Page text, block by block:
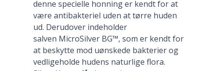
denne specielle honning er kendt for at
være antibakteriel uden at tørre huden
ud. Derudover indeholder
salven MicroSilver BG™, som er kendt for
at beskytte mod uønskede bakterier og
vedligeholde hudens naturlige flora.